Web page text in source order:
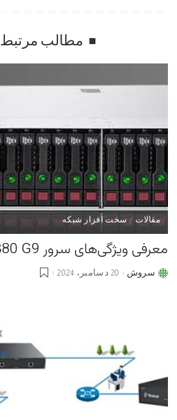
مطالب مرتبط
مقالات سخت افزار شبکه
معرفی ویژگی‌های سرور DL380 G9 اچ پی
Postedسروش 20 دسامبر، 2024